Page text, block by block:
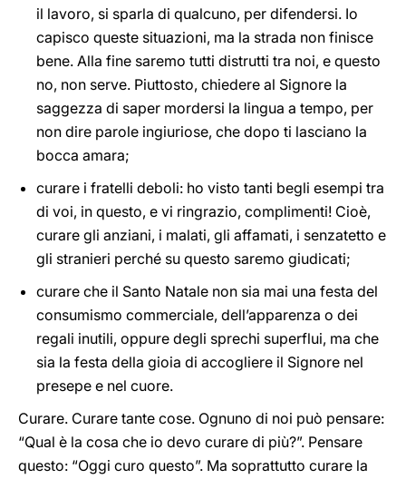
il lavoro, si sparla di qualcuno, per difendersi. Io
capisco queste situazioni, ma la strada non finisce
bene. Alla fine saremo tutti distrutti tra noi, e questo
no, non serve. Piuttosto, chiedere al Signore la
saggezza di saper mordersi la lingua a tempo, per
non dire parole ingiuriose, che dopo ti lasciano la
bocca amara;
curare i fratelli deboli: ho visto tanti begli esempi tra
di voi, in questo, e vi ringrazio, complimenti! Cioè,
curare gli anziani, i malati, gli affamati, i senzatetto e
gli stranieri perché su questo saremo giudicati;
curare che il Santo Natale non sia mai una festa del
consumismo commerciale, dell’apparenza o dei
regali inutili, oppure degli sprechi superflui, ma che
sia la festa della gioia di accogliere il Signore nel
presepe e nel cuore.
Curare. Curare tante cose. Ognuno di noi può pensare:
“Qual è la cosa che io devo curare di più?”. Pensare
questo: “Oggi curo questo”. Ma soprattutto curare la